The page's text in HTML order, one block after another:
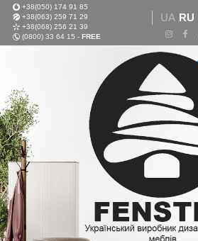
+38(050) 174 91 85
+38(063) 259 71 29
+38(068) 256 21 39
(0800) 33 64 15 - FREE
UA RU